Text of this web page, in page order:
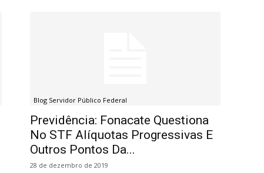
Blog Servidor Público Federal
Previdência: Fonacate Questiona
No STF Alíquotas Progressivas E
Outros Pontos Da...
28 de dezembro de 2019